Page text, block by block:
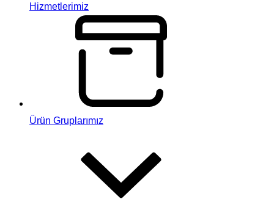
Hizmetlerimiz
Ürün Gruplarımız